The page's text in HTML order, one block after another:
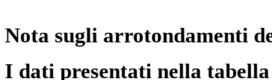
Nota sugli arrotondamenti
I dati presentati nella